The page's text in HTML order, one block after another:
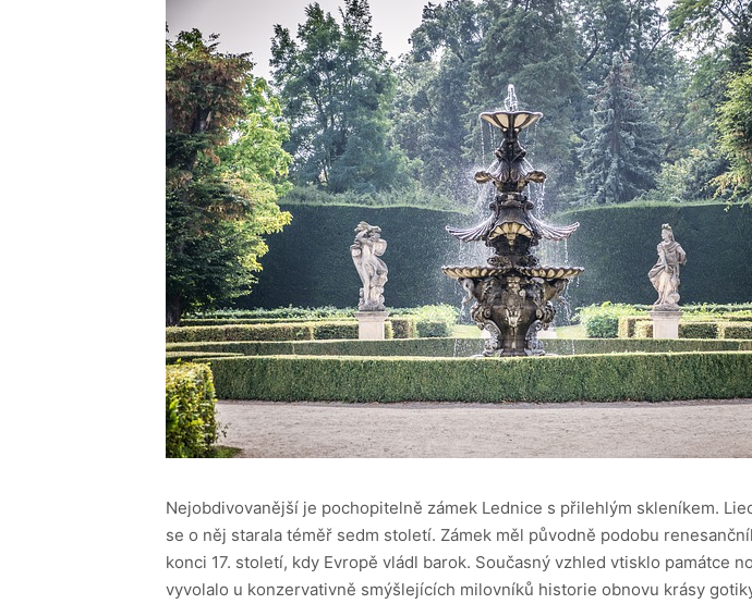
Nejobdivovanější je pochopitelně zámek Lednice s přilehlým skleníkem.
se o něj starala téměř sedm století. Zámek měl původně podobu
konci 17. století, kdy Evropě vládl barok. Současný vzhled vtisklo
vyvolalo u konzervativně smýšlejících milovníků historie obnovu krásy